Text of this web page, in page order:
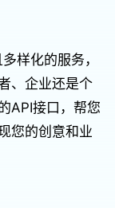
样化的服务，
、企业还是个
API接口，帮您
您的创意和业